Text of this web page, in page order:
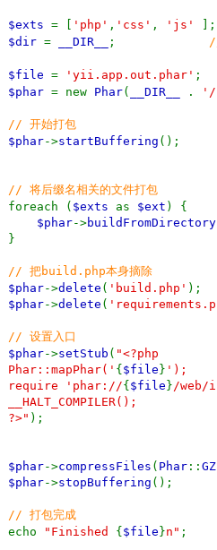
$exts = [ 'php' , 'css' , 'js'
$dir = __DIR__ ;
$file = 'yii.app.out.phar'
$phar = new Phar( __DIR__ .
// 开始打包
$phar->startBuffering ();
// 将后缀名相关的文件打包
foreach ( $exts as $ext ) {
$phar->buildFromDirectory
}
// 把build.php本身摘除
$phar->delete ( 'build.php' );
$phar->delete (
// 设置入口
$phar->setStub ( "<?php
Phar::mapPhar(' {$file} ');
require 'phar://{$file} /web/
__HALT_COMPILER();
?>" );
$phar->compressFiles ( Phar :: GZ
$phar->stopBuffering ();
// 打包完成
echo
"Finished {$file}n" ;